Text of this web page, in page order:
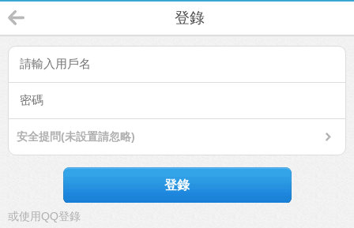
登錄
安全提問(未設置請忽略)
登錄
或使用QQ登錄